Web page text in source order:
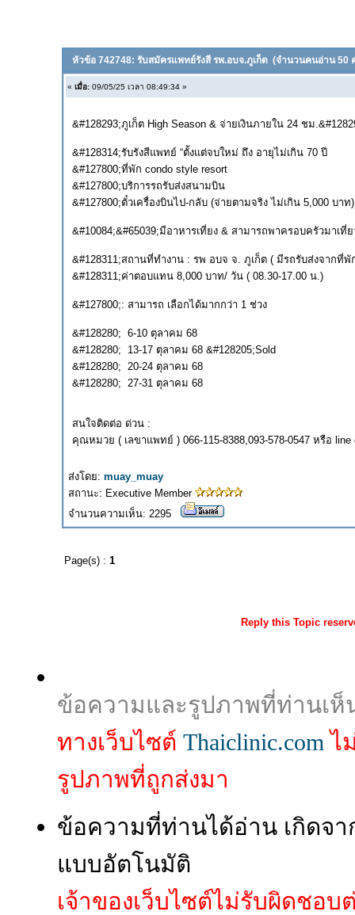
หัวข้อ 742748: รับสมัครแพทย์รังสี รพ.อบจ.ภูเก็ต (จำนวนคนอ่าน 50
« เมื่อ: 09/05/25 เวลา 08:49:34 »
&#128293;ภูเก็ต High Season & จ่ายเงินภายใน 24 ชม
&#128314;รับรังสีแพทย์ “ตั้งแต่จบใหม่ ถึง อายุไม่เกิน 70 ปี
&#127800;ที่พัก condo style resort
&#127800;บริการรถรับส่งสนามบิน
&#127800;ตั๋วเครื่องบินไป-กลับ (จ่ายตามจริง ไม่เกิน 5,000 บาท)
&#10084;&#65039;มีอาหารเที่ยง & สามารถพาครอบครัวมาเที่
&#128311;สถานที่ทำงาน : รพ อบจ จ. ภูเก็ต ( มีรถรับส่งจากที่
&#128311;ค่าตอบแทน 8,000 บาท/ วัน ( 08.30-17.00 น.)
&#127800;: สามารถ เลือกได้มากกว่า 1 ช่วง
&#128280; 6-10 ตุลาคม 68
&#128280; 13-17 ตุลาคม 68 &#128205;Sold
&#128280; 20-24 ตุลาคม 68
&#128280; 27-31 ตุลาคม 68
สนใจติดต่อ ด่วน :
คุณหมวย ( เลขาแพทย์ ) 066-115-8388,093-578-0547 หรือ line
ส่งโดย: muay_muay
สถานะ: Executive Member
จำนวนความเห็น: 2295
Page(s) : 1
Reply this Topic
ข้อความและรูปภาพที่ท่านเห็
ทางเว็บไซต์ Thaiclinic.com ไ
รูปภาพที่ถูกส่งมา
ข้อความที่ท่านได้อ่าน เกิดจ
แบบอัตโนมัติ
เจ้าของเว็บไซต์ไม่รับผิดชอ